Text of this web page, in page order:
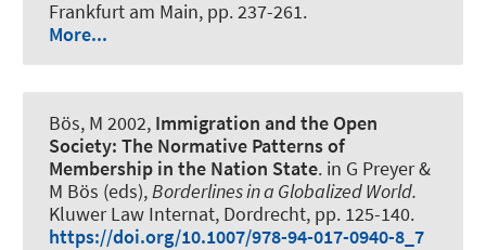
Frankfurt am Main, pp. 237-261.
More...
Bös, M 2002, Immigration and the Open
Society: The Normative Patterns of
Membership in the Nation State. in G Preyer &
M Bös (eds),Borderlines in a Globalized World.
Kluwer Law Internat, Dordrecht, pp. 125-140.
https://doi.org/10.1007/978-94-017-0940-8_7